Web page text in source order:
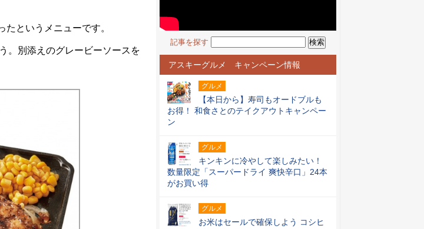
というメニューです。
。別添えのグレービーソースを
記事を探す
アスキーグルメ キャンペーン情報
グルメ
【本日から】寿司もオードブルも
お得！ 和食さとのテイクアウトキャンペー
ン
グルメ
キンキンに冷やして楽しみたい！
数量限定「スーパードライ 爽快辛口」24本
がお買い得
グルメ
お米はセールで確保しよう コシヒ